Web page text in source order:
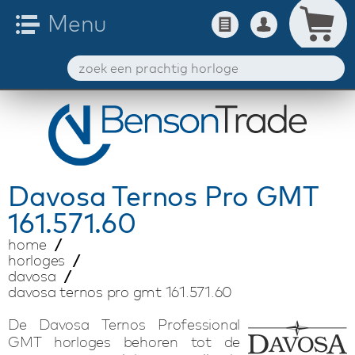
Davosa Ternos Pro GMT
161.571.60
home
horloges
davosa
davosa ternos pro gmt 161.571.60
De Davosa Ternos Professional
GMT horloges behoren tot de